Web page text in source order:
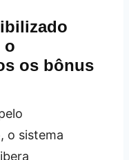
o
os bônus
o sistema